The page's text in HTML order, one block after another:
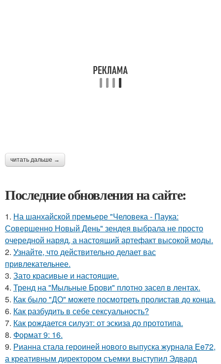
читать дальше →
Последние обновления на сайте:
1. На шанхайской премьере "Человека - Паука:
Совершенно Новый День" зендея выбрала не просто
очередной наряд, а настоящий артефакт высокой моды.
2. Узнайте, что действительно делает вас
привлекательнее.
3. Зато красивые и настоящие.
4. Тренд на "Мыльные Брови" плотно засел в лентах.
5. Как было "ДО" можете посмотреть пролистав до конца.
6. Как разбудить в себе сексуальность?
7. Как рождается силуэт: от эскиза до прототипа.
8. Формат 9: 16.
9. Рианна стала героиней нового выпуска журнала Ee72,
а креативным директором съемки выступил Эдвард